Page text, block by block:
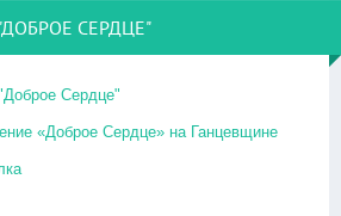
СЕРДЦЕ"
Сердце"
«Доброе Сердце» на Ганцевщине